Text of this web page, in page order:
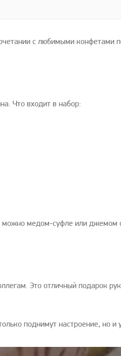
с любимыми конфетами
Что входит в набор:
можно медом-суфле или джемом
Это отличный подарок
поднимут настроение, но и